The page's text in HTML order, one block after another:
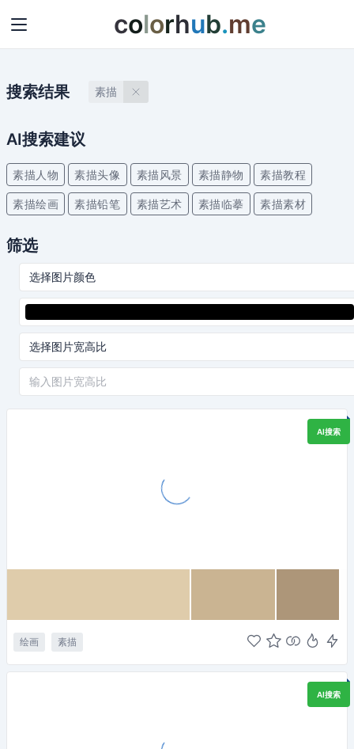
colorhub.me
搜索结果 素描
AI搜索建议
素描人物 素描头像 素描风景 素描静物 素描教程
素描绘画 素描铅笔 素描艺术 素描临摹 素描素材
筛选
AI搜索
绘画 素描
AI搜索